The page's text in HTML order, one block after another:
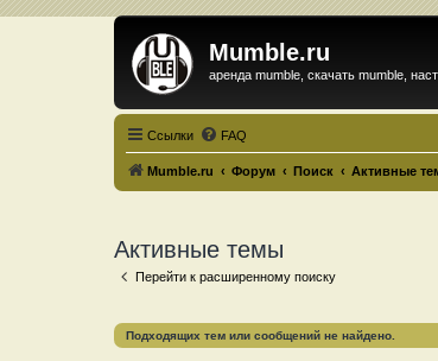
Mumble.ru
аренда mumble, скачать mumble,
Ссылки FAQ
Mumble.ru Форум Поиск Активные
Активные темы
Перейти к расширенному поиску
Подходящих тем или сообщений не найдено.